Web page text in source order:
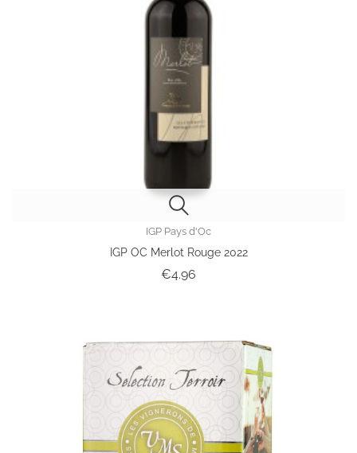
IGP Pays d'Oc
IGP OC Merlot Rouge 2022
€4.96